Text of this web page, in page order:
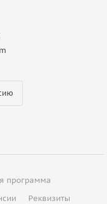
программа
Реквизиты